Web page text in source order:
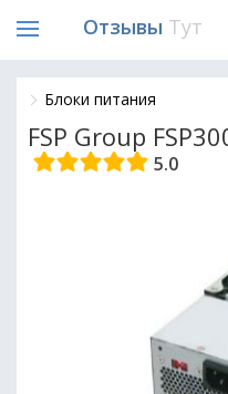
Отзывы Тут
Блоки питания
FSP Group
5.0